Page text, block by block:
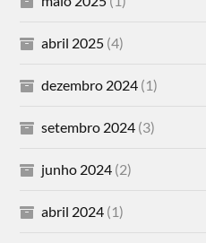
abril 2025 (4)
dezembro 2024 (1)
setembro 2024 (3)
junho 2024 (2)
abril 2024 (1)